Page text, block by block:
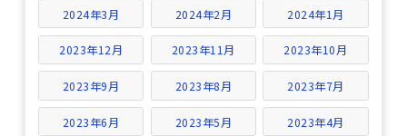
2024年3月 2024年2月 2024年1月
2023年12月 2023年11月 2023年10月
2023年9月 2023年8月 2023年7月
2023年6月 2023年5月 2023年4月